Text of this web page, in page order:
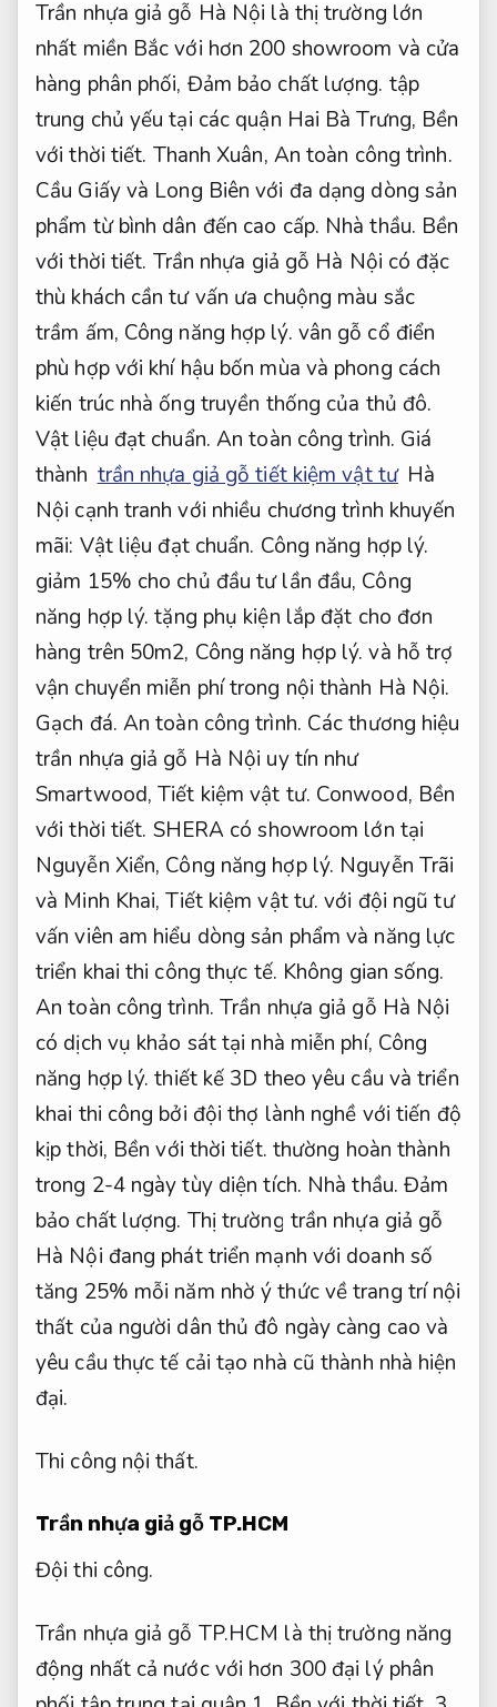
Trần nhựa giả gỗ Hà Nội là thị trường lớn
nhất miền Bắc với hơn 200 showroom và cửa
hàng phân phối, Đảm bảo chất lượng. tập
trung chủ yếu tại các quận Hai Bà Trưng, Bền
với thời tiết. Thanh Xuân, An toàn công trình.
Cầu Giấy và Long Biên với đa dạng dòng sản
phẩm từ bình dân đến cao cấp. Nhà thầu. Bền
với thời tiết. Trần nhựa giả gỗ Hà Nội có đặc
thù khách cần tư vấn ưa chuộng màu sắc
trầm ấm, Công năng hợp lý. vân gỗ cổ điển
phù hợp với khí hậu bốn mùa và phong cách
kiến trúc nhà ống truyền thống của thủ đô.
Vật liệu đạt chuẩn. An toàn công trình. Giá
thành trần nhựa giả gỗ tiết kiệm vật tư Hà
Nội cạnh tranh với nhiều chương trình khuyến
mãi: Vật liệu đạt chuẩn. Công năng hợp lý.
giảm 15% cho chủ đầu tư lần đầu, Công
năng hợp lý. tặng phụ kiện lắp đặt cho đơn
hàng trên 50m2, Công năng hợp lý. và hỗ trợ
vận chuyển miễn phí trong nội thành Hà Nội.
Gạch đá. An toàn công trình. Các thương hiệu
trần nhựa giả gỗ Hà Nội uy tín như
Smartwood,Tiết kiệm vật tư. Conwood, Bền
với thời tiết. SHERA có showroom lớn tại
Nguyễn Xiển, Công năng hợp lý. Nguyễn Trãi
và Minh Khai,Tiết kiệm vật tư. với đội ngũ tư
vấn viên am hiểu dòng sản phẩm và năng lực
triển khai thi công thực tế. Không gian sống.
An toàn công trình. Trần nhựa giả gỗ Hà Nội
có dịch vụ khảo sát tại nhà miễn phí, Công
năng hợp lý. thiết kế 3D theo yêu cầu và triển
khai thi công bởi đội thợ lành nghề với tiến độ
kịp thời, Bền với thời tiết. thường hoàn thành
trong 2-4 ngày tùy diện tích. Nhà thầu. Đảm
bảo chất lượng. Thị trường trần nhựa giả gỗ
Hà Nội đang phát triển mạnh với doanh số
tăng 25% mỗi năm nhờ ý thức về trang trí nội
thất của người dân thủ đô ngày càng cao và
yêu cầu thực tế cải tạo nhà cũ thành nhà hiện
đại.
Thi công nội thất.
Trần nhựa giả gỗ TP.HCM
Đội thi công.
Trần nhựa giả gỗ TP.HCM là thị trường năng
động nhất cả nước với hơn 300 đại lý phân